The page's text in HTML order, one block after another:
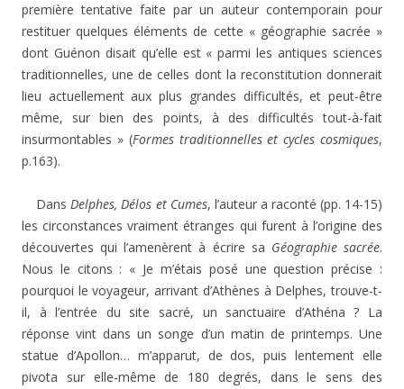
première tentative faite par un auteur contemporain pour
restituer quelques éléments de cette « géographie sacrée »
dont Guénon disait qu’elle est « parmi les antiques sciences
traditionnelles, une de celles dont la reconstitution donnerait
lieu actuellement aux plus grandes difficultés, et peut-être
même, sur bien des points, à des difficultés tout-à-fait
insurmontables » (Formes traditionnelles et cycles cosmiques,
p.163).
DansDelphes, Délos et Cumes, l’auteur a raconté (pp. 14-15)
les circonstances vraiment étranges qui furent à l’origine des
découvertes qui l’amenèrent à écrire sa Géographie sacrée.
Nous le citons : « Je m’étais posé une question précise :
pourquoi le voyageur, arrivant d’Athènes à Delphes, trouve-t-
il, à l’entrée du site sacré, un sanctuaire d’Athéna ? La
réponse vint dans un songe d’un matin de printemps. Une
statue d’Apollon… m’apparut, de dos, puis lentement elle
pivota sur elle-même de 180 degrés, dans le sens des